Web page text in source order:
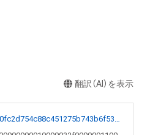
翻訳（AI）を表示
0xb30fc2d754c88c451275b743b6f530f19f643683